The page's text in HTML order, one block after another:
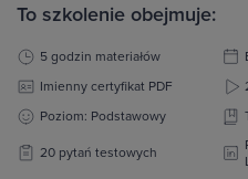
To szkolenie obejmuje:
5 godzin materiałów
Imienny certyfikat PDF
Poziom: Podstawowy
20 pytań testowych